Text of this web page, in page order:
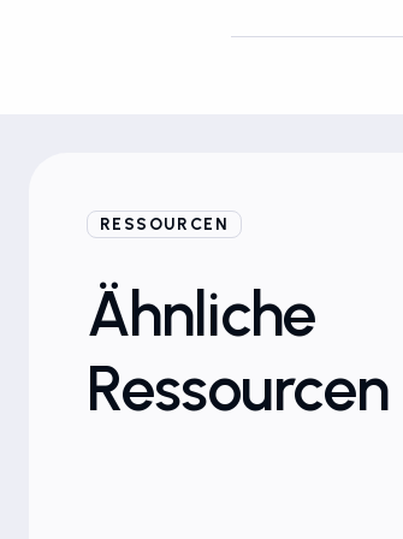
RESSOURCEN
Ähnliche
Ressourcen
Blogs